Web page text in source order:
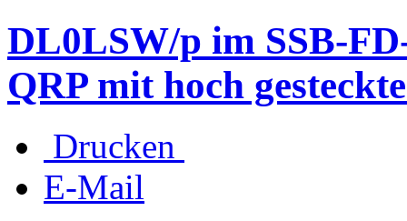
DL0LSW/p im SSB-
QRP mit hoch
Drucken
E-Mail